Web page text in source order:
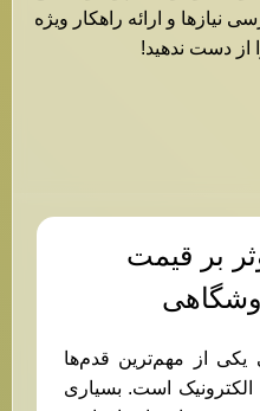
و ارائه راهکار ویژه
دست ندهید!
بر قیمت
از مهم‌ترین قدم‌ها
الکترونیک است. بسیاری